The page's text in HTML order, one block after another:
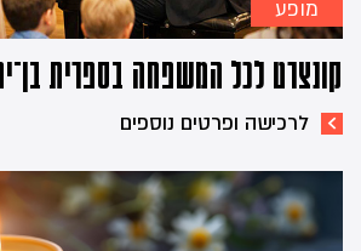
מופע
קונצרט לכל המשפחה בספרית
לרכישה ופרטים נוספים